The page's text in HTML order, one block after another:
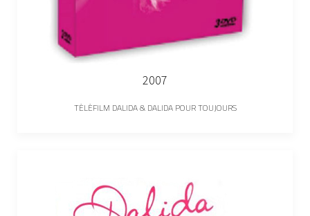
2007
TÉLÉFILM DALIDA & DALIDA POUR TOUJOURS